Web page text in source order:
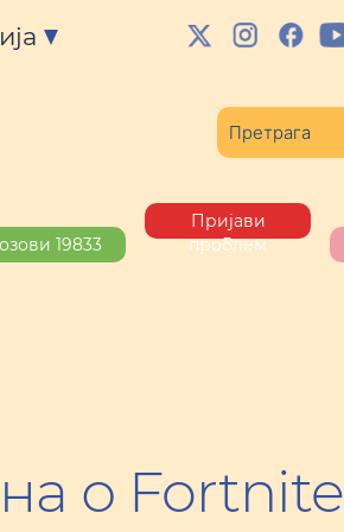
19833
Пријави
проблем
о Fortnite